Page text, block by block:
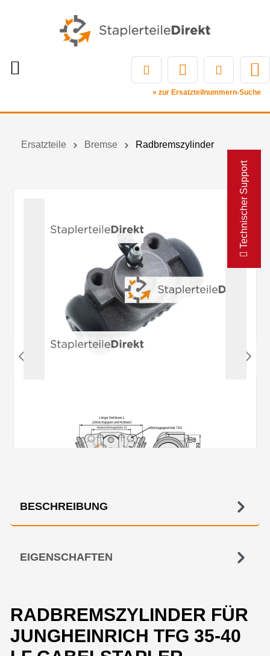
Technischer Support
» zur Ersatzteilnummern-Suche
Ersatzteile Bremse Radbremszylinder
BESCHREIBUNG
EIGENSCHAFTEN
RADBREMSZYLINDER FÜR
JUNGHEINRICH TFG 35-40